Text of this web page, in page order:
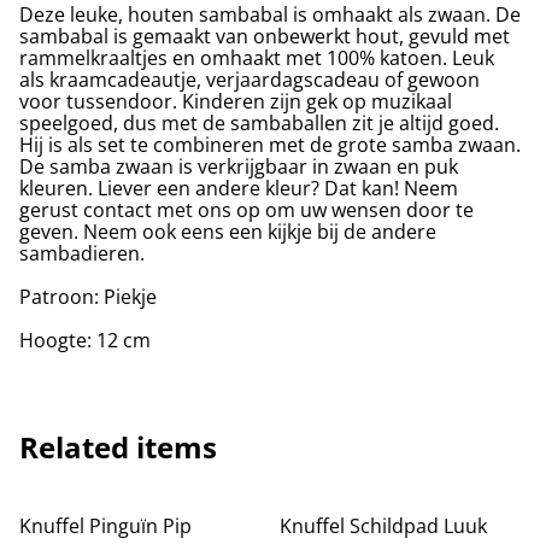
Deze leuke, houten sambabal is omhaakt als zwaan. De
sambabal is gemaakt van onbewerkt hout, gevuld met
rammelkraaltjes en omhaakt met 100% katoen. Leuk
als kraamcadeautje, verjaardagscadeau of gewoon
voor tussendoor. Kinderen zijn gek op muzikaal
speelgoed, dus met de sambaballen zit je altijd goed.
Hij is als set te combineren met de grote samba zwaan.
De samba zwaan is verkrijgbaar in zwaan en puk
kleuren. Liever een andere kleur? Dat kan! Neem
gerust contact met ons op om uw wensen door te
geven. Neem ook eens een kijkje bij de andere
sambadieren.
Patroon: Piekje
Hoogte: 12 cm
Related items
Knuffel Pinguïn Pip Knuffel Schildpad Luuk